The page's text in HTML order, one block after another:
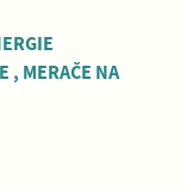
, MERAČE NA